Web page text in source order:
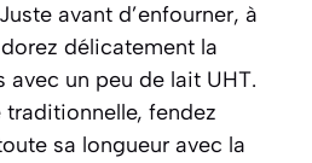
avant d’enfourner, à
délicatement la
avec un peu de lait UHT.
traditionnelle, fendez
sa longueur avec la